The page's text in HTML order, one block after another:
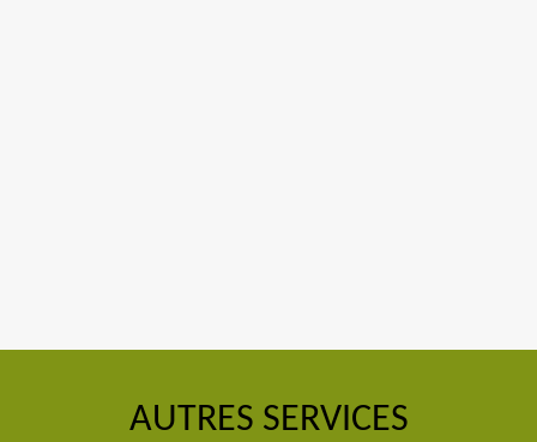
AUTRES SERVICES